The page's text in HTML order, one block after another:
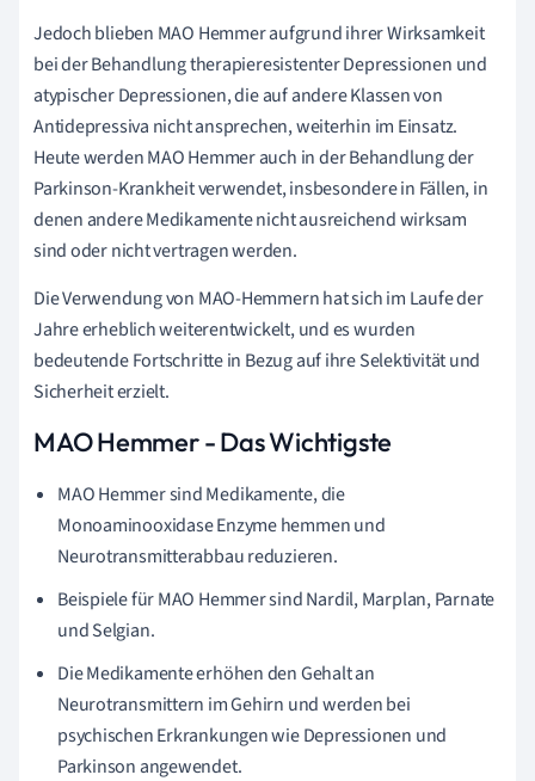
Jedoch blieben MAO Hemmer aufgrund ihrer Wirksamkeit
bei der Behandlung therapieresistenter Depressionen und
atypischer Depressionen, die auf andere Klassen von
Antidepressiva nicht ansprechen, weiterhin im Einsatz.
Heute werden MAO Hemmer auch in der Behandlung der
Parkinson-Krankheit verwendet, insbesondere in Fällen, in
denen andere Medikamente nicht ausreichend wirksam
sind oder nicht vertragen werden.
Die Verwendung von MAO-Hemmern hat sich im Laufe der
Jahre erheblich weiterentwickelt, und es wurden
bedeutende Fortschritte in Bezug auf ihre Selektivität und
Sicherheit erzielt.
MAO Hemmer - Das Wichtigste
MAO Hemmer sind Medikamente, die
Monoaminooxidase Enzyme hemmen und
Neurotransmitterabbau reduzieren.
Beispiele für MAO Hemmer sind Nardil, Marplan, Parnate
und Selgian.
Die Medikamente erhöhen den Gehalt an
Neurotransmittern im Gehirn und werden bei
psychischen Erkrankungen wie Depressionen und
Parkinson angewendet.